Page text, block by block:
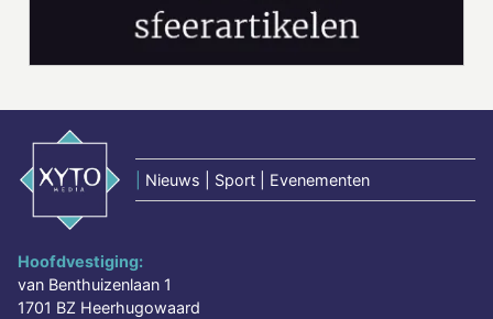
Nieuws | Sport | Evenementen
Hoofdvestiging:
van Benthuizenlaan 1
1701 BZ Heerhugowaard